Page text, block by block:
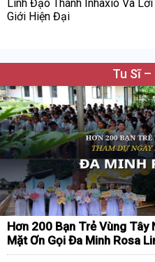
Linh Đạo Thánh Inhaxio Và
Giới Hiện Đại
Tu Sĩ –
Hơn 200 Bạn Trẻ Vùng
Mặt Ơn Gọi Đa Minh Rosa